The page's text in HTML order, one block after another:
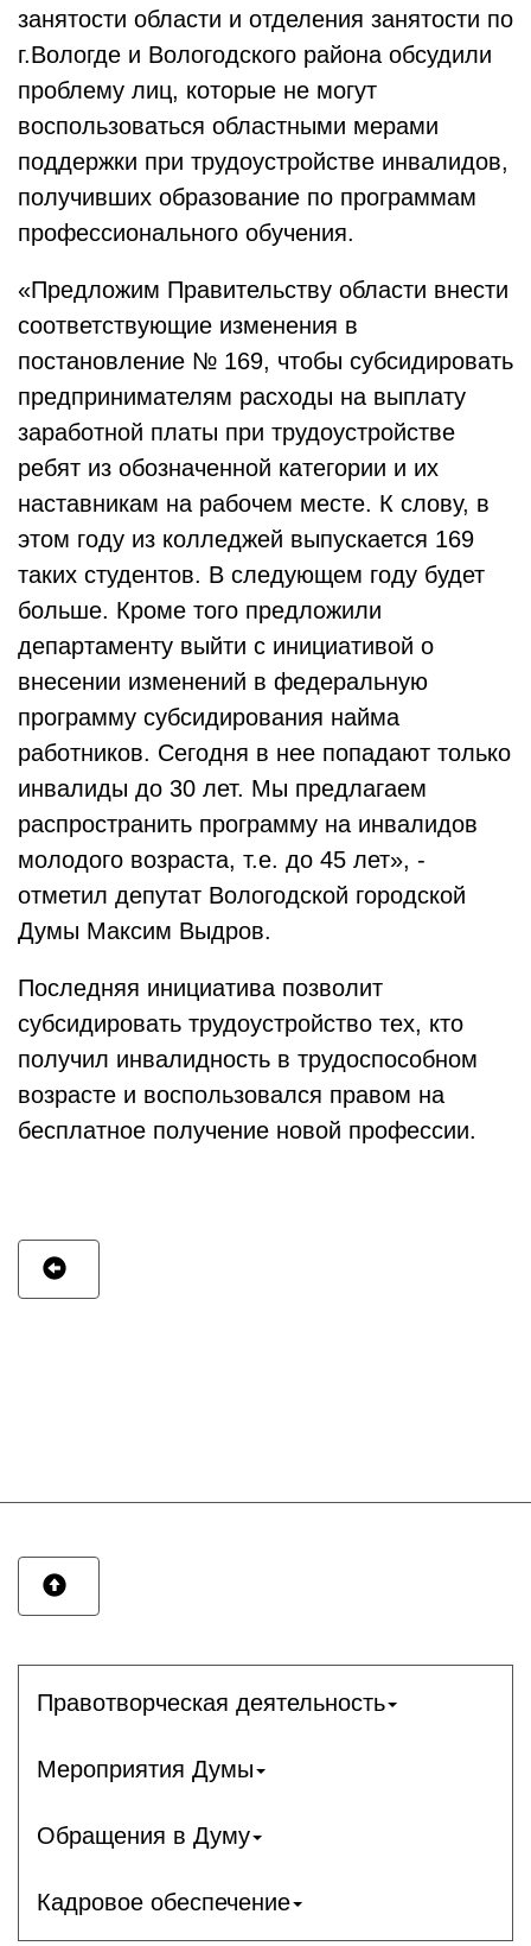
занятости области и отделения занятости по
г.Вологде и Вологодского района обсудили
проблему лиц, которые не могут
воспользоваться областными мерами
поддержки при трудоустройстве инвалидов,
получивших образование по программам
профессионального обучения.
«Предложим Правительству области внести
соответствующие изменения в
постановление № 169, чтобы субсидировать
предпринимателям расходы на выплату
заработной платы при трудоустройстве
ребят из обозначенной категории и их
наставникам на рабочем месте. К слову, в
этом году из колледжей выпускается 169
таких студентов. В следующем году будет
больше. Кроме того предложили
департаменту выйти с инициативой о
внесении изменений в федеральную
программу субсидирования найма
работников. Сегодня в нее попадают только
инвалиды до 30 лет. Мы предлагаем
распространить программу на инвалидов
молодого возраста, т.е. до 45 лет», -
отметил депутат Вологодской городской
Думы Максим Выдров.
Последняя инициатива позволит
субсидировать трудоустройство тех, кто
получил инвалидность в трудоспособном
возрасте и воспользовался правом на
бесплатное получение новой профессии.
Правотворческая деятельность
Мероприятия Думы
Обращения в Думу
Кадровое обеспечение